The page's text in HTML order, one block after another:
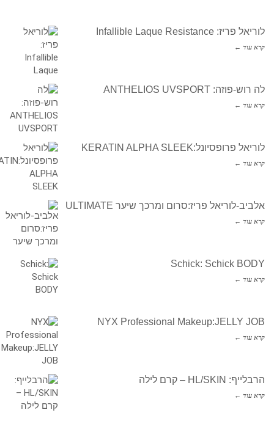
לוריאל פריז: Infallible Laque Resistance
קרא עוד ←
לה רוש-פוזה: ANTHELIOS UVSPORT
קרא עוד ←
לוריאל פרופסיונל:KERATIN ALPHA SLEEK
קרא עוד ←
אלביב-לוריאל פריז:סרום ומרכך שיער ULTIMATE
קרא עוד ←
Schick: Schick BODY
קרא עוד ←
NYX Professional Makeup:JELLY JOB
קרא עוד ←
הרבלייף: HL/SKIN – קרם לילה
קרא עוד ←